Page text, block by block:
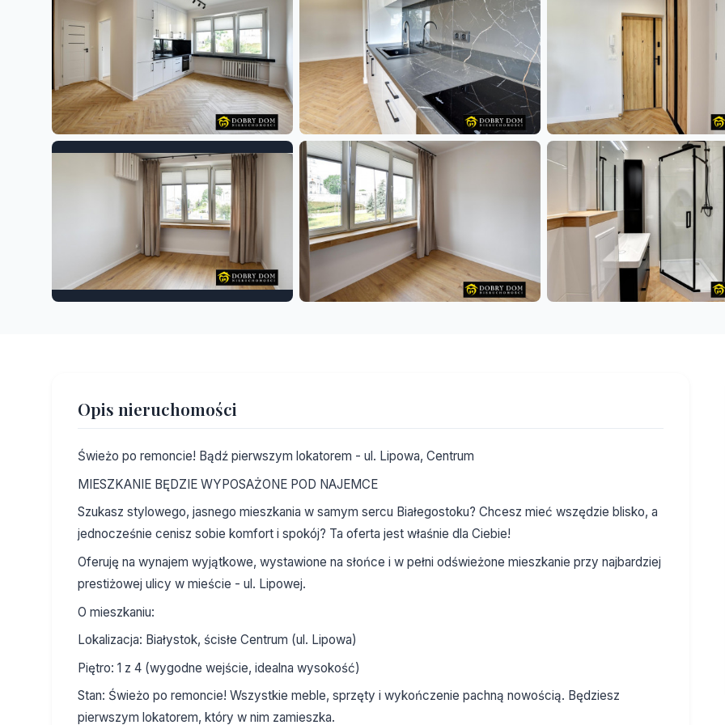
Opis nieruchomości
Świeżo po remoncie! Bądź pierwszym lokatorem - ul. Lipowa, Centrum
MIESZKANIE BĘDZIE WYPOSAŻONE POD NAJEMCE
Szukasz stylowego, jasnego mieszkania w samym sercu Białegostoku? Chcesz mieć wszędzie blisko, a
jednocześnie cenisz sobie komfort i spokój? Ta oferta jest właśnie dla Ciebie!
Oferuję na wynajem wyjątkowe, wystawione na słońce i w pełni odświeżone mieszkanie przy najbardziej
prestiżowej ulicy w mieście - ul. Lipowej.
O mieszkaniu:
Lokalizacja: Białystok, ścisłe Centrum (ul. Lipowa)
Piętro: 1 z 4 (wygodne wejście, idealna wysokość)
Stan: Świeżo po remoncie! Wszystkie meble, sprzęty i wykończenie pachną nowością. Będziesz
pierwszym lokatorem, który w nim zamieszka.